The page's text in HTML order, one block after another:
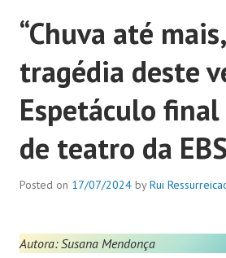
“Chuva até
tragédia deste
Espetáculo
de teatro da
Posted on 17/07/2024 byRui
Autora: Susana Mendonça